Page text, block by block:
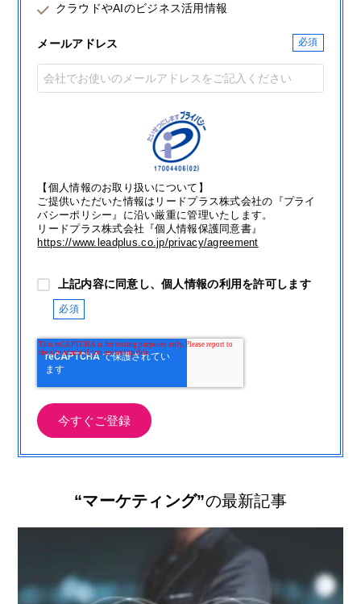
クラウドやAIのビジネス活用情報
メールアドレス
【個人情報のお取り扱いについて】
ご提供いただいた情報はリードプラス株式会社の『プライ
バシーポリシー』に沿い厳重に管理いたします。
リードプラス株式会社『個人情報保護同意書』
https://www.leadplus.co.jp/privacy/agreement
上記内容に同意し、個人情報の利用を許可します
“マーケティング”の最新記事